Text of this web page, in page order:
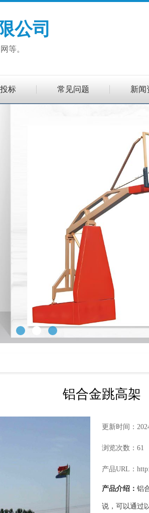
公司
等。
标 常见问题 新闻
铝合金跳高架
更新时间：
浏览次数：61
产品URL：
产品介绍： 铝
说，可以通过